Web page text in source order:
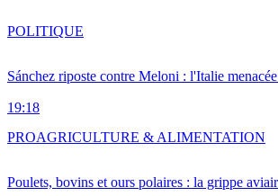
Sánchez riposte contre Meloni : l'Italie
19:18
POLITIQUE
Poulets, bovins et ours polaires : la grippe
PROAGRICULTURE & ALIMENTATION